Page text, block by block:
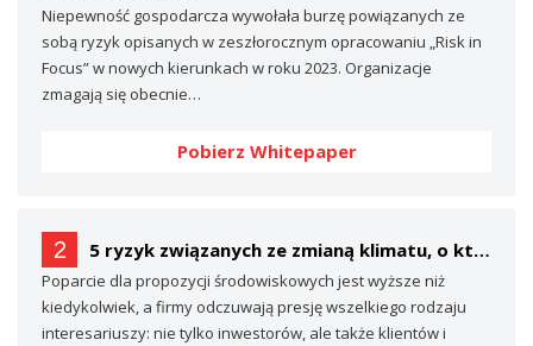
Niepewność gospodarcza wywołała burzę powiązanych ze
sobą ryzyk opisanych w zeszłorocznym opracowaniu „Risk in
Focus” w nowych kierunkach w roku 2023. Organizacje
zmagają się obecnie…
Pobierz Whitepaper
2 5 ryzyk związanych ze zmianą klimatu, o których prawdopodobnie nie mówisz… (a powinieneś)
Poparcie dla propozycji środowiskowych jest wyższe niż
kiedykolwiek, a firmy odczuwają presję wszelkiego rodzaju
interesariuszy: nie tylko inwestorów, ale także klientów i